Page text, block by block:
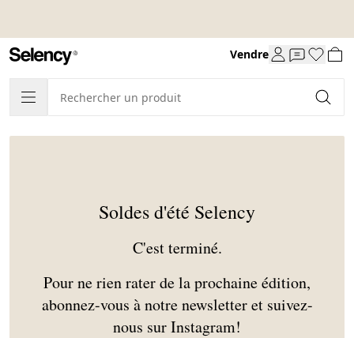
Vendre
Soldes d'été Selency
C'est terminé.
Pour ne rien rater de la prochaine édition,
abonnez-vous à notre newsletter et suivez-
nous sur Instagram!